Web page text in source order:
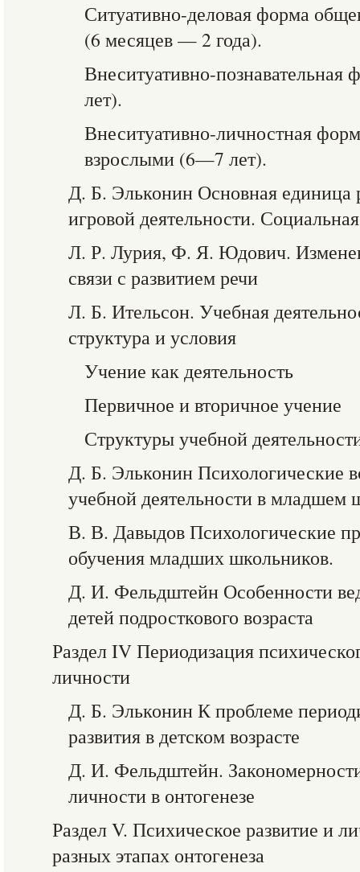
Ситуативно-деловая форма
(6 месяцев — 2 года).
Внеситуативно-
лет).
Внеситуативно-личностная
взрослыми (6—7 лет).
Д. Б. Эльконин Основная единица
игровой деятельности.
Л. Р. Лурия, Ф. Я. Юдович.
связи с развитием речи
Л. Б. Ительсон. Учебная
структура и условия
Учение как деятельность
Первичное и вторичное учение
Структуры учебной
Д. Б. Эльконин Психологические
учебной деятельности в младшем
В. В. Давыдов Психологические
обучения младших школьников.
Д. И. Фельдштейн Особенности
детей подросткового возраста
Раздел IV Периодизация
личности
Д. Б. Эльконин К проблеме
развития в детском возрасте
Д. И. Фельдштейн.
личности в онтогенезе
Раздел V. Психическое развитие и
разных этапах онтогенеза